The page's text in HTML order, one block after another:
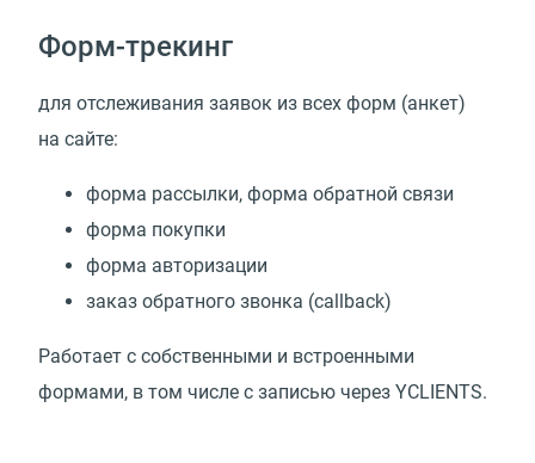
Форм-трекинг
для отслеживания заявок из всех форм (анкет)
на сайте:
форма рассылки, форма обратной связи
форма покупки
форма авторизации
заказ обратного звонка (callback)
Работает с собственными и встроенными
формами, в том числе с записью через YCLIENTS.